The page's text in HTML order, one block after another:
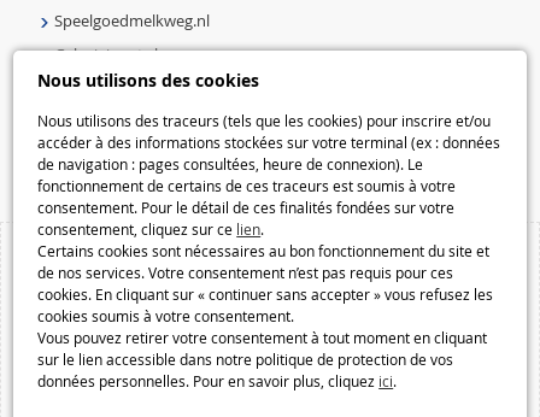
Nous utilisons des cookies
Nous utilisons des traceurs (tels que les cookies) pour inscrire et/ou
accéder à des informations stockées sur votre terminal (ex : données
de navigation : pages consultées, heure de connexion). Le
fonctionnement de certains de ces traceurs est soumis à votre
consentement. Pour le détail de ces finalités fondées sur votre
consentement, cliquez sur ce lien.
Certains cookies sont nécessaires au bon fonctionnement du site et
de nos services. Votre consentement n’est pas requis pour ces
cookies. En cliquant sur « continuer sans accepter » vous refusez les
cookies soumis à votre consentement.
Vous pouvez retirer votre consentement à tout moment en cliquant
sur le lien accessible dans notre politique de protection de vos
données personnelles. Pour en savoir plus, cliquez ici.
Speelgoedmelkweg.nl
Galaxiejouets.be
Galaxiespielzeug.be
Speelgoedmelkweg.be
Macway.com